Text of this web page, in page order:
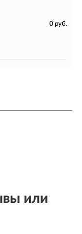
0 руб.
или